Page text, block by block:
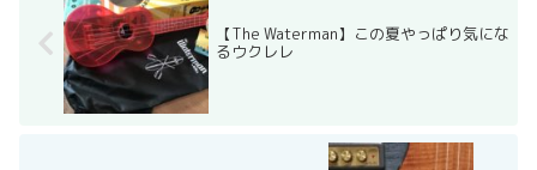
【The Waterman】この夏やっぱり気にな
るウクレレ